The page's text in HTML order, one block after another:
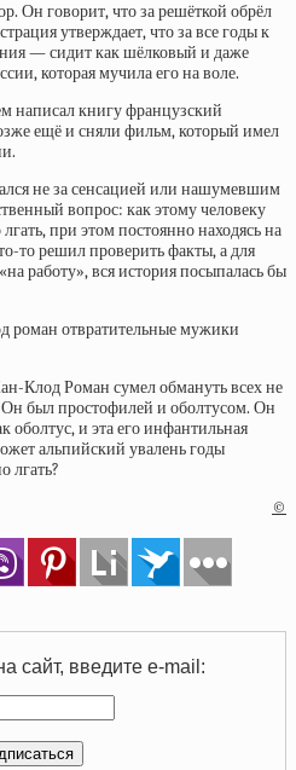
Он говорит, что за решёткой обрёл
утверждает, что за все годы к
— сидит как шёлковый и даже
которая мучила его на воле.
написал книгуфранцузский
ещё и сняли фильм, который имел
не за сенсацией или нашумевшим
вопрос: как этому человеку
при этом постоянно находясь на
то решил проверить факты, а для
работу», вся история посыпалась бы
Клод Роман сумел обмануть всех не
был простофилей и оболтусом. Он
оболтус, и эта его инфантильная
альпийский увалень годы
лгать?
©
сайт, введите e-mail: